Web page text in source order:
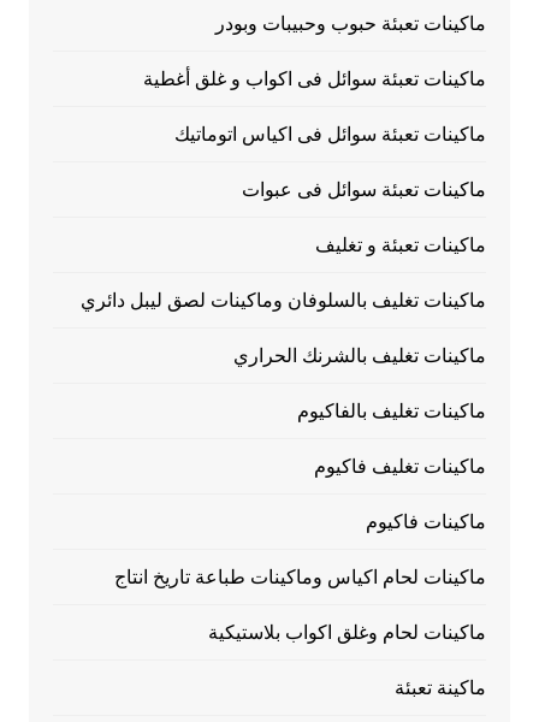
ماكينات تعبئة حبوب وحبيبات وبودر
ماكينات تعبئة سوائل فى اكواب و غلق أغطية
ماكينات تعبئة سوائل فى اكياس اتوماتيك
ماكينات تعبئة سوائل فى عبوات
ماكينات تعبئة و تغليف
ماكينات تغليف بالسلوفان وماكينات لصق ليبل دائري
ماكينات تغليف بالشرنك الحراري
ماكينات تغليف بالفاكيوم
ماكينات تغليف فاكيوم
ماكينات فاكيوم
ماكينات لحام اكياس وماكينات طباعة تاريخ انتاج
ماكينات لحام وغلق اكواب بلاستيكية
ماكينة تعبئة